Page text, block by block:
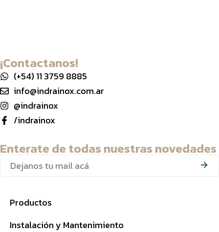
¡Contactanos!
(+54) 11 3759 8885
info@indrainox.com.ar
@indrainox
/indrainox
Enterate de todas nuestras novedades
Productos
Instalación y Mantenimiento